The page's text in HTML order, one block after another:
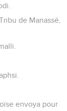
de Manassé,
envoya pour